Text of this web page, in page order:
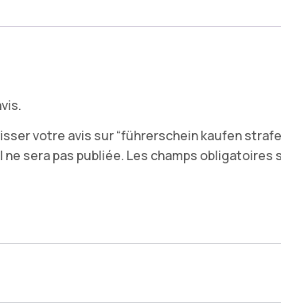
votre avis sur “führerschein kaufen
sera pas publiée. Les champs obligatoires